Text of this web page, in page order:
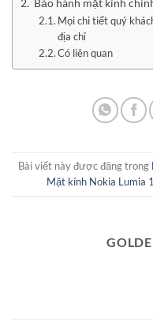
Mọi chi tiết quý
địa chỉ
Có liên quan
Bài viết này được đăng trong
Mặt kính Nokia Lumia